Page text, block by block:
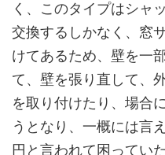
く、このタイプはシャ
交換するしかなく、窓
けてあるため、壁を一
て、壁を張り直して、
を取り付けたり、場合
うとなり、一概には言
円と言われて困ってい